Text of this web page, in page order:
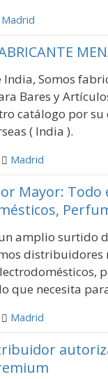
Madrid
India, Somos
Bares y
catálogo por
( India ).
Madrid
Mayor: Todo
amplio surtido
que necesita
Madrid